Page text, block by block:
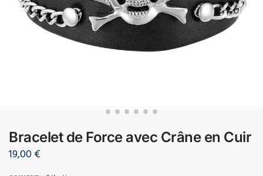
Bracelet de Force avec Crâne en Cuir
19,00€